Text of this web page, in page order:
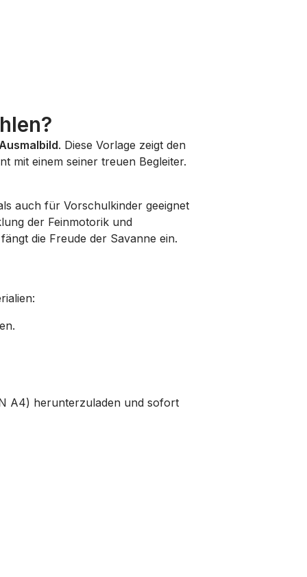
. Diese Vorlage zeigt den
mit einem seiner treuen Begleiter.
auch für Vorschulkinder geeignet
der Feinmotorik und
die Freude der Savanne ein.
A4) herunterzuladen und sofort